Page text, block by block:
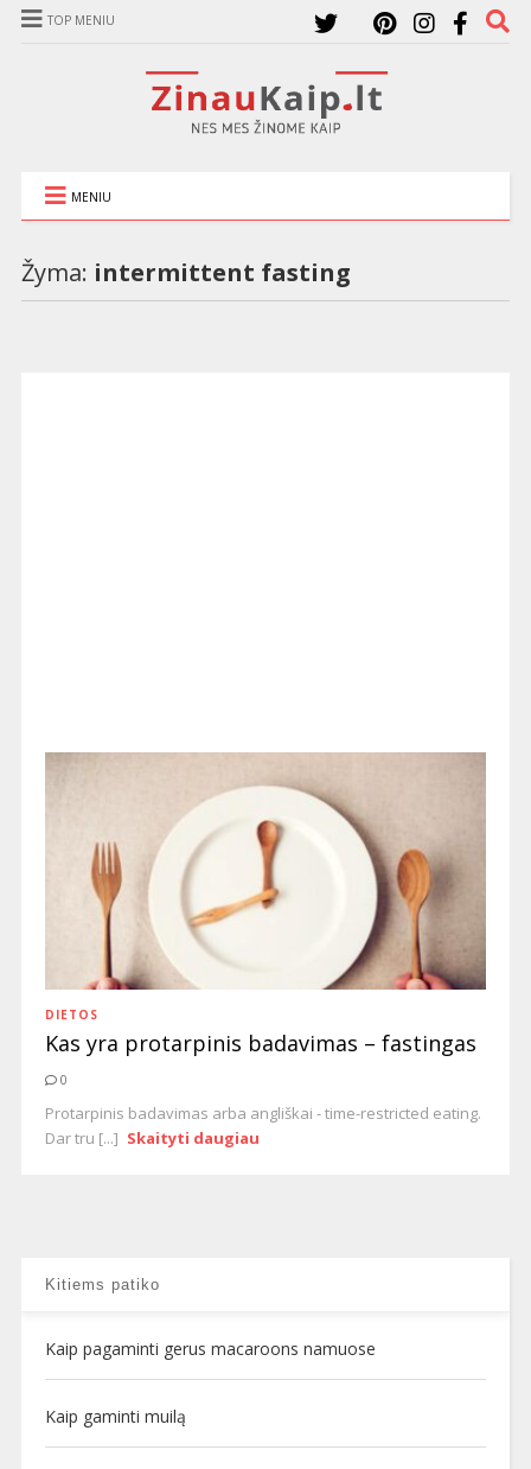
TOP MENIU
MENIU
Žyma: intermittent fasting
DIETOS
Kas yra protarpinis badavimas – fastingas
0
Protarpinis badavimas arba angliškai - time-restricted eating.
Dar tru [...] Skaityti daugiau
Kitiems patiko
Kaip pagaminti gerus macaroons namuose
Kaip gaminti muilą